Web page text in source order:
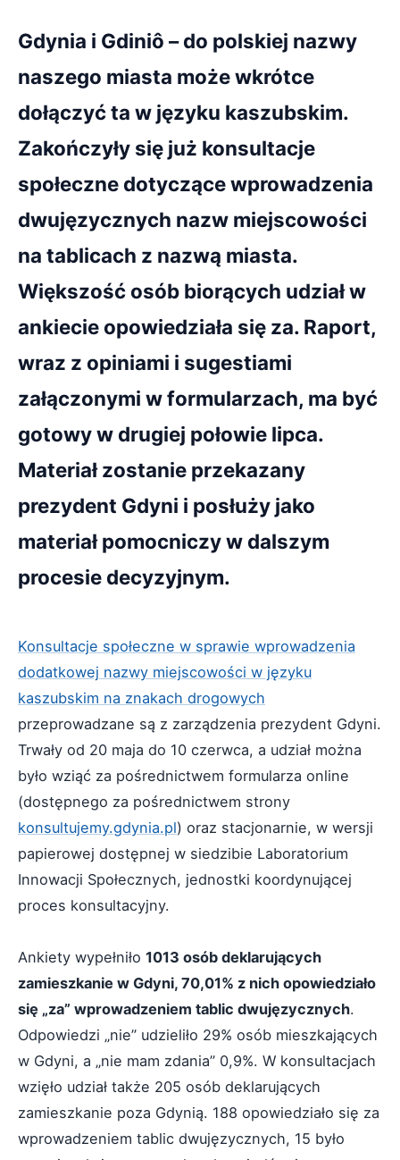
Gdynia i Gdiniô – do polskiej nazwy
naszego miasta może wkrótce
dołączyć ta w języku kaszubskim.
Zakończyły się już konsultacje
społeczne dotyczące wprowadzenia
dwujęzycznych nazw miejscowości
na tablicach z nazwą miasta.
Większość osób biorących udział w
ankiecie opowiedziała się za. Raport,
wraz z opiniami i sugestiami
załączonymi w formularzach, ma być
gotowy w drugiej połowie lipca.
Materiał zostanie przekazany
prezydent Gdyni i posłuży jako
materiał pomocniczy w dalszym
procesie decyzyjnym.
Konsultacje społeczne w sprawie wprowadzenia
dodatkowej nazwy miejscowości w języku
kaszubskim na znakach drogowych
przeprowadzane są z zarządzenia prezydent Gdyni.
Trwały od 20 maja do 10 czerwca, a udział można
było wziąć za pośrednictwem formularza online
(dostępnego za pośrednictwem strony
konsultujemy.gdynia.pl) oraz stacjonarnie, w wersji
papierowej dostępnej w siedzibie Laboratorium
Innowacji Społecznych, jednostki koordynującej
proces konsultacyjny.
Ankiety wypełniło 1013 osób deklarujących
zamieszkanie w Gdyni, 70,01% z nich opowiedziało
się „za” wprowadzeniem tablic dwujęzycznych.
Odpowiedzi „nie” udzieliło 29% osób mieszkających
w Gdyni, a „nie mam zdania” 0,9%. W konsultacjach
wzięło udział także 205 osób deklarujących
zamieszkanie poza Gdynią. 188 opowiedziało się za
wprowadzeniem tablic dwujęzycznych, 15 było